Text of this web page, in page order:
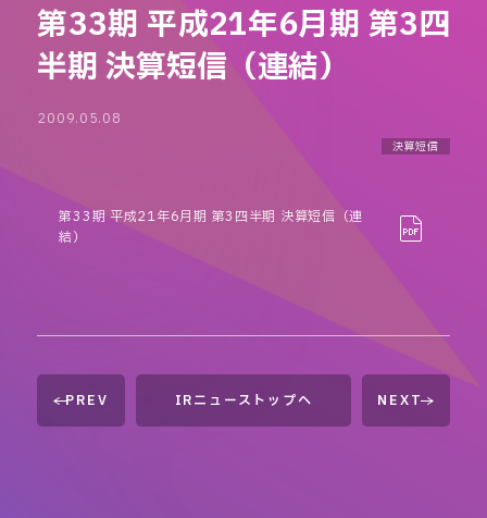
IR
第33期 平成21年6月期 第3四
半期 決算短信（連結）
2009.05.08
決算短信
第33期 平成21年6月期 第3四半期 決算短信（連
結）
PREV IRニューストップへ NEXT